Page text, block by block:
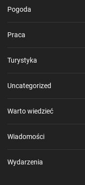
Pogoda
Praca
Turystyka
Uncategorized
Warto wiedzieć
Wiadomości
Wydarzenia